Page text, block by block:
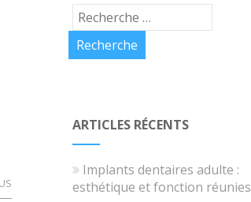
ARTICLES RÉCENTS
Implants dentaires adulte :
esthétique et fonction réunies